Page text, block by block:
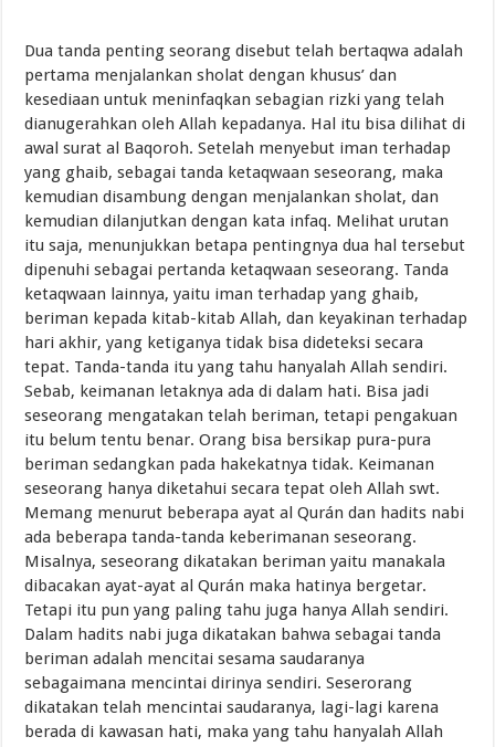
Dua tanda penting seorang disebut telah bertaqwa adalah
pertama menjalankan sholat dengan khusus’ dan
kesediaan untuk meninfaqkan sebagian rizki yang telah
dianugerahkan oleh Allah kepadanya. Hal itu bisa dilihat di
awal surat al Baqoroh. Setelah menyebut iman terhadap
yang ghaib, sebagai tanda ketaqwaan seseorang, maka
kemudian disambung dengan menjalankan sholat, dan
kemudian dilanjutkan dengan kata infaq. Melihat urutan
itu saja, menunjukkan betapa pentingnya dua hal tersebut
dipenuhi sebagai pertanda ketaqwaan seseorang. Tanda
ketaqwaan lainnya, yaitu iman terhadap yang ghaib,
beriman kepada kitab-kitab Allah, dan keyakinan terhadap
hari akhir, yang ketiganya tidak bisa dideteksi secara
tepat. Tanda-tanda itu yang tahu hanyalah Allah sendiri.
Sebab, keimanan letaknya ada di dalam hati. Bisa jadi
seseorang mengatakan telah beriman, tetapi pengakuan
itu belum tentu benar. Orang bisa bersikap pura-pura
beriman sedangkan pada hakekatnya tidak. Keimanan
seseorang hanya diketahui secara tepat oleh Allah swt.
Memang menurut beberapa ayat al Qurán dan hadits nabi
ada beberapa tanda-tanda keberimanan seseorang.
Misalnya, seseorang dikatakan beriman yaitu manakala
dibacakan ayat-ayat al Qurán maka hatinya bergetar.
Tetapi itu pun yang paling tahu juga hanya Allah sendiri.
Dalam hadits nabi juga dikatakan bahwa sebagai tanda
beriman adalah mencitai sesama saudaranya
sebagaimana mencintai dirinya sendiri. Seserorang
dikatakan telah mencintai saudaranya, lagi-lagi karena
berada di kawasan hati, maka yang tahu hanyalah Allah